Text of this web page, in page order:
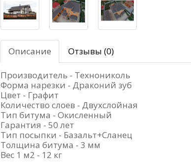
Описание Отзывы (0)
Производитель - Технониколь
Форма нарезки - Драконий зуб
Цвет - Графит
Количество слоев - Двухслойная
Тип битума - Окисленный
Гарантия - 50 лет
Тип посыпки - Базальт+Сланец
Толщина битума - 3 мм
Вес 1 м2 - 12 кг